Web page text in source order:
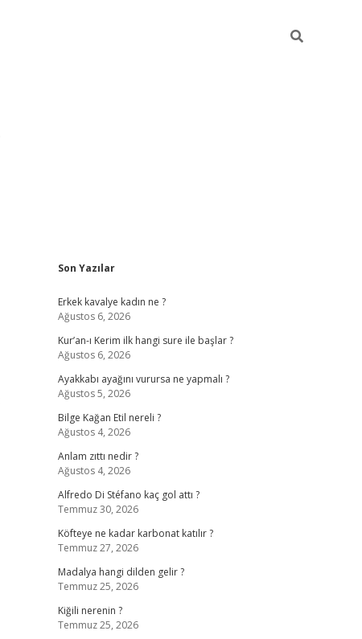
Sidebar
Son Yazılar
Erkek kavalye kadın ne ?
Ağustos 6, 2026
Kur’an-ı Kerim ilk hangi sure ile başlar ?
Ağustos 6, 2026
Ayakkabı ayağını vurursa ne yapmalı ?
Ağustos 5, 2026
Bilge Kağan Etil nereli ?
Ağustos 4, 2026
Anlam zıttı nedir ?
Ağustos 4, 2026
Alfredo Di Stéfano kaç gol attı ?
Temmuz 30, 2026
Köfteye ne kadar karbonat katılır ?
Temmuz 27, 2026
Madalya hangi dilden gelir ?
Temmuz 25, 2026
Kiğili nerenin ?
Temmuz 25, 2026
piabellacasino